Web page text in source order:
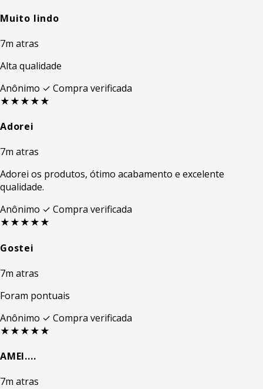
Muito lindo
7m atras
Alta qualidade
Anônimo ✓ Compra verificada
★★★★★
Adorei
7m atras
Adorei os produtos, ótimo acabamento e excelente
qualidade.
Anônimo ✓ Compra verificada
★★★★★
Gostei
7m atras
Foram pontuais
Anônimo ✓ Compra verificada
★★★★★
AMEI....
7m atras